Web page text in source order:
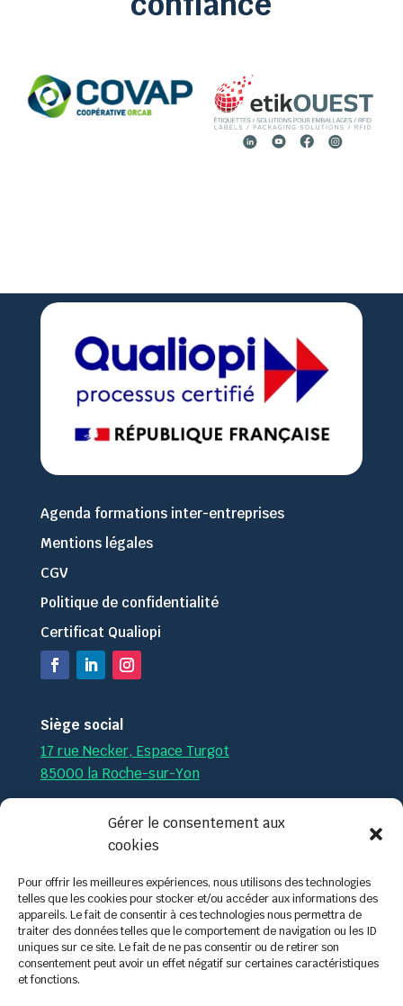
Gérer le consentement aux
cookies
Pour offrir les meilleures expériences, nous utilisons des technologies
telles que les cookies pour stocker et/ou accéder aux informations des
appareils. Le fait de consentir à ces technologies nous permettra de
traiter des données telles que le comportement de navigation ou les ID
uniques sur ce site. Le fait de ne pas consentir ou de retirer son
consentement peut avoir un effet négatif sur certaines caractéristiques
et fonctions.
Agenda formations inter-entreprises
Mentions légales
CGV
Politique de confidentialité
Certificat Qualiopi
Siège social
17 rue Necker, Espace Turgot
85000 la Roche-sur-Yon
Par téléphone : 02.51.36.35.57